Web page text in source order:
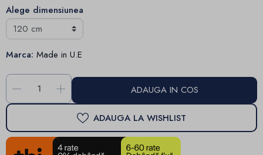
Alege dimensiunea
Marca: Made in U.E
- + ADAUGA IN COS
ADAUGA LA WISHLIST